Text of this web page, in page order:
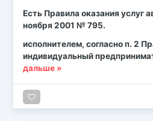
Есть Правила оказания услуг
ноября 2001 № 795.
исполнителем, согласно п. 2
индивидуальный
дальше »